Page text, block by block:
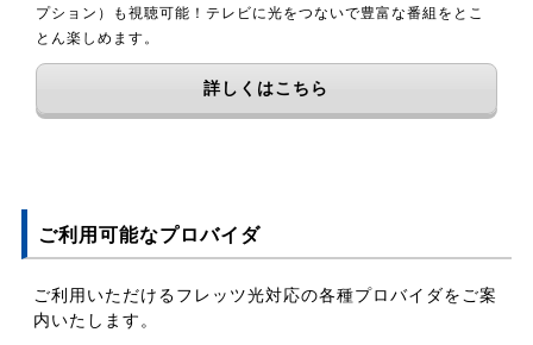
プション）も視聴可能！テレビに光をつないで豊富な番組をとこ
とん楽しめます。
詳しくはこちら
ご利用可能なプロバイダ
ご利用いただけるフレッツ光対応の各種プロバイダをご案
内いたします。